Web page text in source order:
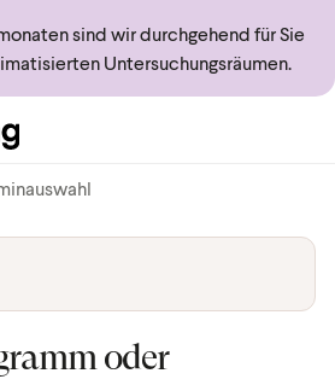
sind wir durchgehend für Sie
Untersuchungsräumen.
oder